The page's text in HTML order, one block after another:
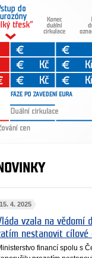
15. 4. 2025
vzala na vědomí
nestanovit
financí spolu s